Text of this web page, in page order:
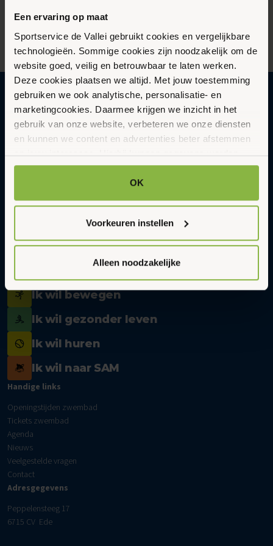
Een ervaring op maat
Sportservice de Vallei gebruikt cookies en vergelijkbare
technologieën. Sommige cookies zijn noodzakelijk om de
website goed, veilig en betrouwbaar te laten werken.
Deze cookies plaatsen we altijd. Met jouw toestemming
gebruiken we ook analytische, personalisatie- en
marketingcookies. Daarmee krijgen we inzicht in het
gebruik van onze website, verbeteren we onze diensten
en kunnen we content en advertenties beter afstemmen
op jouw interesses. Hierbij kunnen gegevens worden
gedeeld met externe partners.
Klik op ‘OK’ om alle cookies te accepteren. Kies ‘Alleen
staan. Via ‘Voorkeuren instellen’ kun je per categorie
kiezen welke cookies je accepteert. Je kunt je keuze op
cookiebeleid en onze
OK
Voorkeuren instellen
Alleen noodzakelijke
Gezonder en vitaler leven in een
duurzame en gastvrije omgeving met
Sportservice De Vallei
E-
Ik wil zwemmen
Ik wil bewegen
Ik wil gezonder leven
Ik wil huren
Ik wil naar SAM
Handige links
Openingstijden zwembad
Tickets zwembad
Agenda
Nieuws
Veelgestelde vragen
Contact
Adresgegevens
Peppelensteeg 17
6715 CV Ede